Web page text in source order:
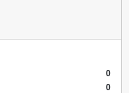
0
0